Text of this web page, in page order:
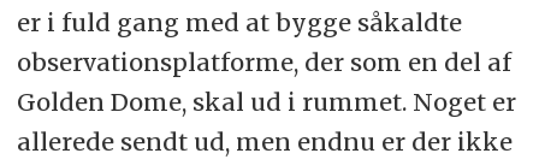
er i fuld gang med at bygge såkaldte
observationsplatforme, der som en del af
Golden Dome, skal ud i rummet. Noget er
allerede sendt ud, men endnu er der ikke